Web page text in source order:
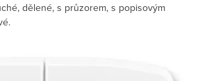
dělené, s průzorem, s popisovým